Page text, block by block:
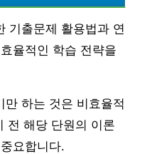
기출문제 활용법과 연
율적인 학습 전략을
만 하는 것은 비효율적
전 해당 단원의 이론
요합니다.